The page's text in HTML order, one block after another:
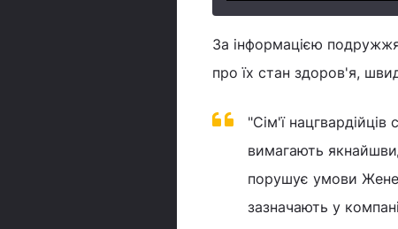
За інформацією
про їх стан здоров'я,
"Сім'ї
вимагають
порушує умови
зазначають у